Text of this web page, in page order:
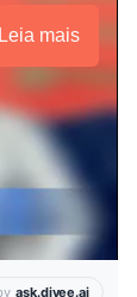
Leia mais